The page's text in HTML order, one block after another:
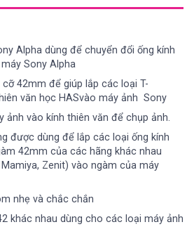
Alpha dùng để chuyển đổi ống kính
Sony Alpha
42mm để giúp lắp các loại T-
văn học HASvào máy ảnh Sony
vào kính thiên văn để chụp ảnh.
được dùng để lắp các loại ống kính
42mm của các hãng khác nhau
Zenit) vào ngàm của máy
nhẹ và chắc chắn
khác nhau dùng cho các loại máy ảnh